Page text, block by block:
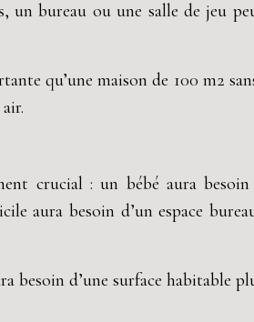
bureau ou une salle de jeu
qu’une maison de 100 m2
crucial : un bébé aura
aura besoin d’un espace
besoin d’une surface habitable